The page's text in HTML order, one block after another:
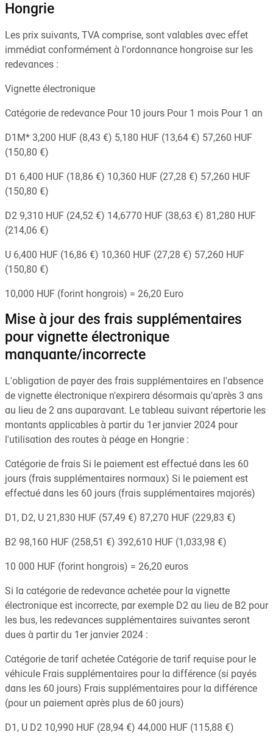
Hongrie
Les prix suivants, TVA comprise, sont valables avec effet
immédiat conformément à l'ordonnance hongroise sur les
redevances :
Vignette électronique
Catégorie de redevance Pour 10 jours Pour 1 mois Pour 1 an
D1M* 3,200 HUF (8,43 €) 5,180 HUF (13,64 €) 57,260 HUF
(150,80 €)
D1 6,400 HUF (18,86 €) 10,360 HUF (27,28 €) 57,260 HUF
(150,80 €)
D2 9,310 HUF (24,52 €) 14,6770 HUF (38,63 €) 81,280 HUF
(214,06 €)
U 6,400 HUF (16,86 €) 10,360 HUF (27,28 €) 57,260 HUF
(150,80 €)
10,000 HUF (forint hongrois) = 26,20 Euro
Mise à jour des frais supplémentaires
pour vignette électronique
manquante/incorrecte
L'obligation de payer des frais supplémentaires en l'absence
de vignette électronique n'expirera désormais qu'après 3 ans
au lieu de 2 ans auparavant. Le tableau suivant répertorie les
montants applicables à partir du 1er janvier 2024 pour
l'utilisation des routes à péage en Hongrie :
Catégorie de frais Si le paiement est effectué dans les 60
jours (frais supplémentaires normaux) Si le paiement est
effectué dans les 60 jours (frais supplémentaires majorés)
D1, D2, U 21,830 HUF (57,49 €) 87,270 HUF (229,83 €)
B2 98,160 HUF (258,51 €) 392,610 HUF (1,033,98 €)
10 000 HUF (forint hongrois) = 26,20 euros
Si la catégorie de redevance achetée pour la vignette
électronique est incorrecte, par exemple D2 au lieu de B2 pour
les bus, les redevances supplémentaires suivantes seront
dues à partir du 1er janvier 2024 :
Catégorie de tarif achetée Catégorie de tarif requise pour le
véhicule Frais supplémentaires pour la différence (si payés
dans les 60 jours) Frais supplémentaires pour la différence
(pour un paiement après plus de 60 jours)
D1, U D2 10,990 HUF (28,94 €) 44,000 HUF (115,88 €)